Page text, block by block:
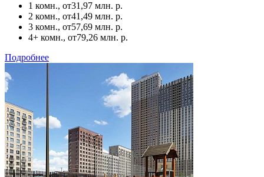
1 комн., от31,97 млн. р.
2 комн., от41,49 млн. р.
3 комн., от57,69 млн. р.
4+ комн., от79,26 млн. р.
Подробнее